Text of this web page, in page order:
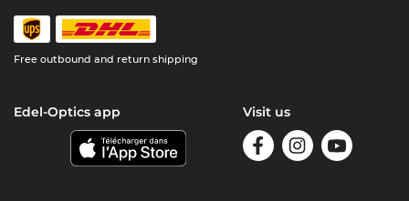
Free outbound and return shipping
Edel-Optics app Visit us